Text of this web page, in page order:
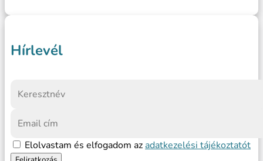
Hírlevél
Elolvastam és elfogadom az adatkezelési tájékoztatót